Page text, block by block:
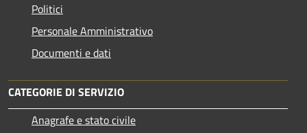
Politici
Personale Amministrativo
Documenti e dati
CATEGORIE DI SERVIZIO
Anagrafe e stato civile